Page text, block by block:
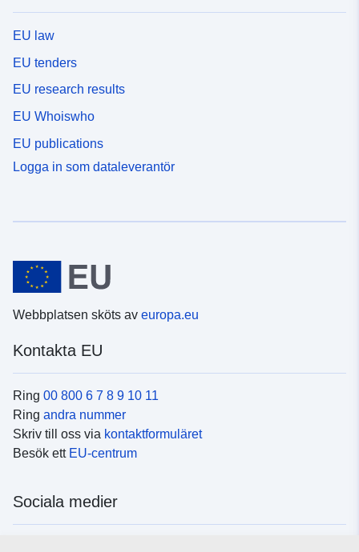
EU law
EU tenders
EU research results
EU Whoiswho
EU publications
Logga in som dataleverantör
Webbplatsen sköts av europa.eu
Kontakta EU
Ring 00 800 6 7 8 9 10 11
Ring andra nummer
Skriv till oss via kontaktformuläret
Besök ett EU-centrum
Sociala medier